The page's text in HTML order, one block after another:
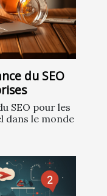
du SEO
SEO pour les
dans le monde